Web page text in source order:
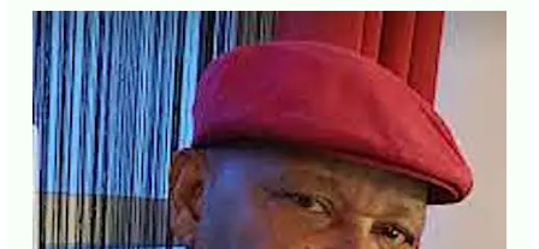
J'acceptel'accord de confidentialité